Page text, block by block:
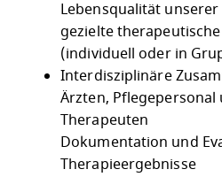
Lebensqualität
gezielte
(individuell oder in
Interdisziplinäre
Ärzten, Pflegepersonal
Therapeuten
Dokumentation und
Therapieergebnisse